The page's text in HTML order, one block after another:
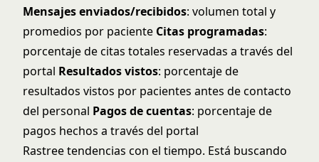
Mensajes enviados/recibidos: volumen total y
promedios por paciente Citas programadas:
porcentaje de citas totales reservadas a través del
portal Resultados vistos: porcentaje de
resultados vistos por pacientes antes de contacto
del personal Pagos de cuentas: porcentaje de
pagos hechos a través del portal
Rastree tendencias con el tiempo. Está buscando